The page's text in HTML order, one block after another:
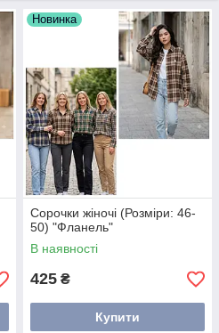
Новинка
Сорочки жіночі (Розміри: 46-
50) "Фланель"
В наявності
425 ₴
Купити